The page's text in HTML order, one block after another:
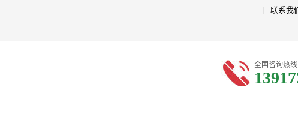
联系我
全国咨询热